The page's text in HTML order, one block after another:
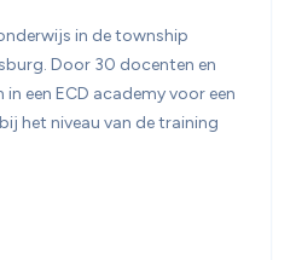
in de township
Door 30 docenten en
een ECD academy voor een
het niveau van de training